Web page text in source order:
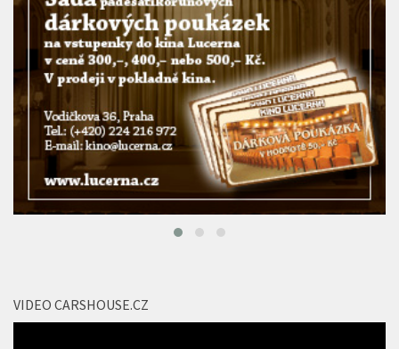
VIDEO CARSHOUSE.CZ
Video
přehrávač